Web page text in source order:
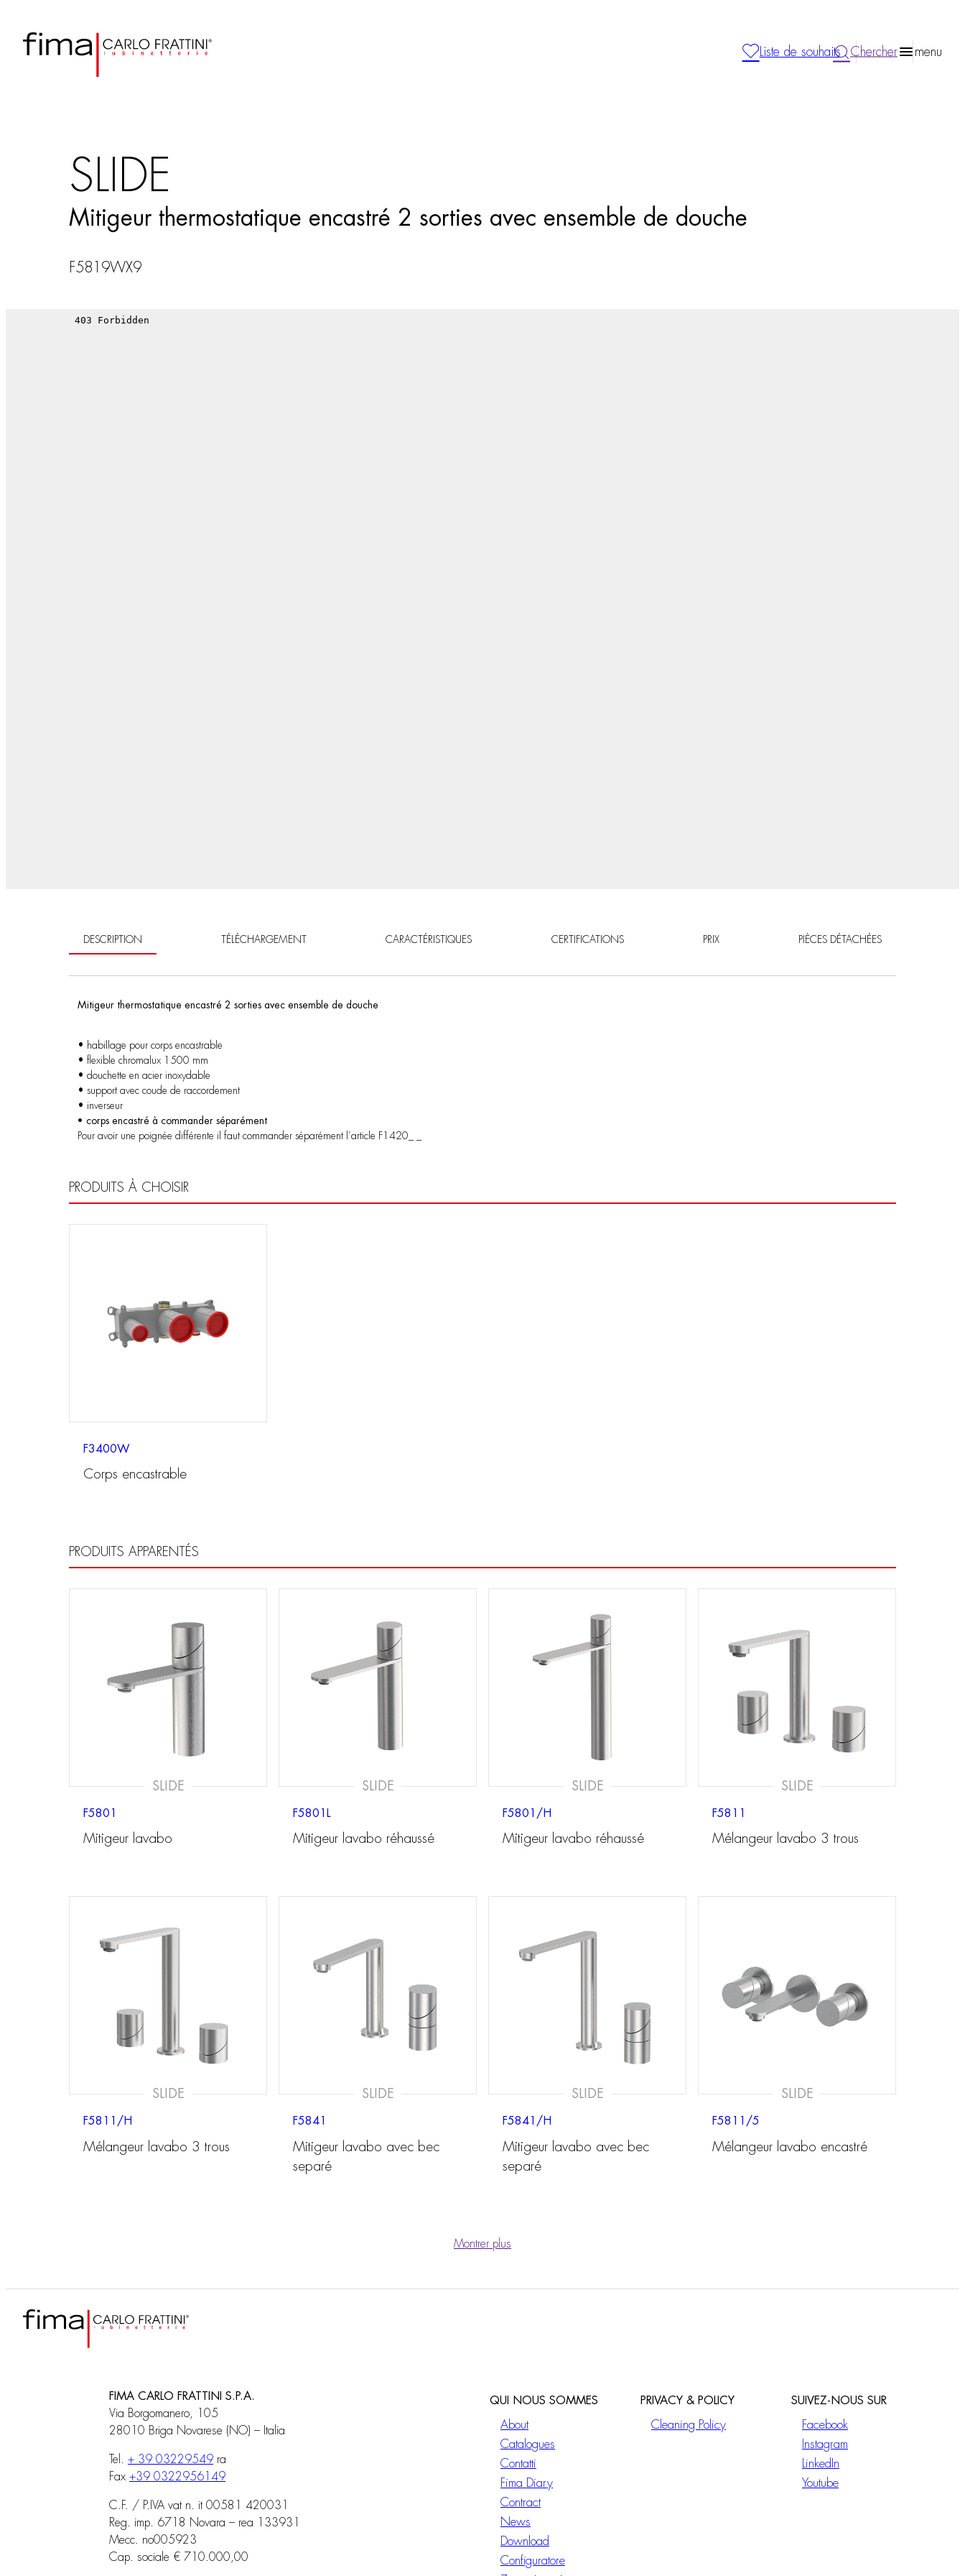
Liste de souhaits Chercher menu
SLIDE
Mitigeur thermostatique encastré 2 sorties avec ensemble de douche
F5819WX9
DESCRIPTION TÉLÉCHARGEMENT CARACTÉRISTIQUES CERTIFICATIONS PRIX PIÈCES DÉTACHÉES
Mitigeur thermostatique encastré 2 sorties avec ensemble de douche
• habillage pour corps encastrable
• flexible chromalux 1500 mm
• douchette en acier inoxydable
• support avec coude de raccordement
• inverseur
• corps encastré à commander séparément
Pour avoir une poignée différente il faut commander séparément l’article F1420_ _
PRODUITS À CHOISIR
F3400W
Corps encastrable
PRODUITS APPARENTÉS
SLIDE
F5801
Mitigeur lavabo
SLIDE
F5801L
Mitigeur lavabo réhaussé
SLIDE
F5801/H
Mitigeur lavabo réhaussé
SLIDE
F5811
Mélangeur lavabo 3 trous
SLIDE
F5811/H
Mélangeur lavabo 3 trous
SLIDE
F5841
Mitigeur lavabo avec bec
separé
SLIDE
F5841/H
Mitigeur lavabo avec bec
separé
SLIDE
F5811/5
Mélangeur lavabo encastré
Montrer plus
FIMA CARLO FRATTINI S.P.A.
Via Borgomanero, 105
28010 Briga Novarese (NO) – Italia
Tel. + 39 03229549 ra
Fax +39 0322956149
C.F. / P.IVA vat n. it 00581 420031
Reg. imp. 6718 Novara – rea 133931
Mecc. no005923
Cap. sociale € 710.000,00
QUI NOUS SOMMES
About
Catalogues
Contatti
Fima Diary
Contract
News
Download
Configuratore
PRIVACY & POLICY
Cleaning Policy
SUIVEZ-NOUS SUR
Facebook
Instagram
LinkedIn
Youtube